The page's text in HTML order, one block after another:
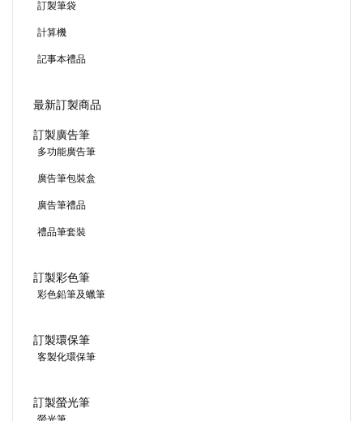
訂製筆袋
計算機
記事本禮品
最新訂製商品
訂製廣告筆
多功能廣告筆
廣告筆包裝盒
廣告筆禮品
禮品筆套裝
訂製彩色筆
彩色鉛筆及蠟筆
訂製環保筆
客製化環保筆
訂製螢光筆